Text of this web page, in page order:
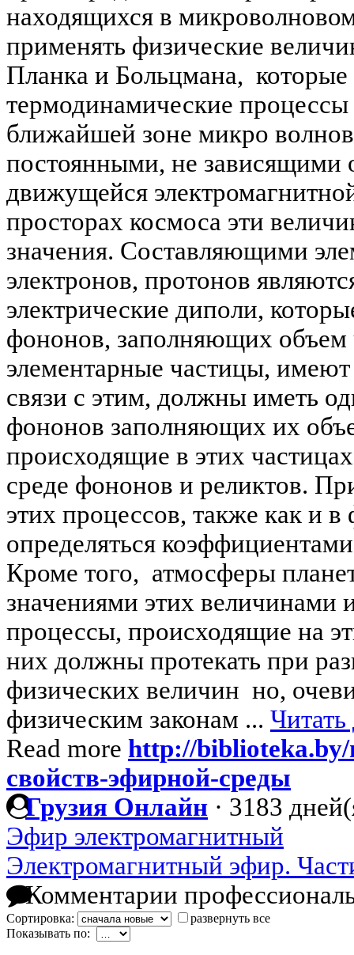
находящихся в
применять физические
Планка и Больцмана, которые
термодинамические процессы
ближайшей зоне микро
постоянными, не зависящими
движущейся
просторах космоса эти
значения. Составляющими
электронов, протонов
электрические диполи,
фононов, заполняющих объем
элементарные частицы,
связи с этим, должны иметь
фононов заполняющих их
происходящие в этих
среде фононов и реликтов.
этих процессов, также как и
определяться
Кроме того, атмосферы
значениями этих величинами
процессы, происходящие на
них должны протекать при
физических величин но,
физическим законам ... Читать
Read more http://
свойств-эфирной-среды
Грузия Онлайн · 3183
Эфир электромагнитный
Электромагнитный эфир.
Комментарии
Сортировка:
развернуть все
Показывать по: